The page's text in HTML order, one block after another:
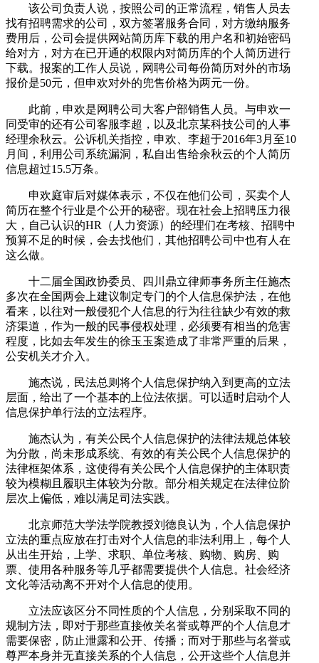
该公司负责人说，按照公司的正常流程，销售人员去
找有招聘需求的公司，双方签署服务合同，对方缴纳服务
费用后，公司会提供网站简历库下载的用户名和初始密码
给对方，对方在已开通的权限内对简历库的个人简历进行
下载。报案的工作人员说，网聘公司每份简历对外的市场
报价是50元，但申欢对外的兜售价格为两元一份。
此前，申欢是网聘公司大客户部销售人员。与申欢一
同受审的还有公司客服李超，以及北京某科技公司的人事
经理余秋云。公诉机关指控，申欢、李超于2016年3月至10
月间，利用公司系统漏洞，私自出售给余秋云的个人简历
信息超过15.5万条。
申欢庭审后对媒体表示，不仅在他们公司，买卖个人
简历在整个行业是个公开的秘密。现在社会上招聘压力很
大，自己认识的HR（人力资源）的经理们在考核、招聘中
预算不足的时候，会去找他们，其他招聘公司中也有人在
这么做。
十二届全国政协委员、四川鼎立律师事务所主任施杰
多次在全国两会上建议制定专门的个人信息保护法，在他
看来，以往对一般侵犯个人信息的行为往往缺少有效的救
济渠道，作为一般的民事侵权处理，必须要有相当的危害
程度，比如去年发生的徐玉玉案造成了非常严重的后果，
公安机关才介入。
施杰说，民法总则将个人信息保护纳入到更高的立法
层面，给出了一个基本的上位法依据。可以适时启动个人
信息保护单行法的立法程序。
施杰认为，有关公民个人信息保护的法律法规总体较
为分散，尚未形成系统、有效的有关公民个人信息保护的
法律框架体系，这使得有关公民个人信息保护的主体职责
较为模糊且履职主体较为分散。部分相关规定在法律位阶
层次上偏低，难以满足司法实践。
北京师范大学法学院教授刘德良认为，个人信息保护
立法的重点应放在打击对个人信息的非法利用上，每个人
从出生开始，上学、求职、单位考核、购物、购房、购
票、使用各种服务等几乎都需要提供个人信息。社会经济
文化等活动离不开对个人信息的使用。
立法应该区分不同性质的个人信息，分别采取不同的
规制方法，即对于那些直接攸关名誉或尊严的个人信息才
需要保密，防止泄露和公开、传播；而对于那些与名誉或
尊严本身并无直接关系的个人信息，公开这些个人信息并